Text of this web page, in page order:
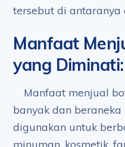
tersebut di antaranya
Manfaat
yang Diminati:
Manfaat menjual
banyak dan
digunakan untuk
minuman, kosmetik,